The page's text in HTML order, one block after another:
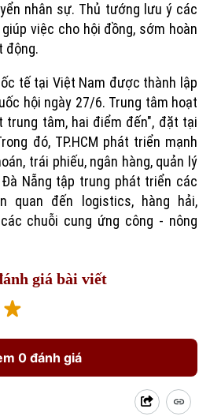
nhân sự. Thủ tướng lưu ý các
việc cho hội đồng, sớm hoàn
động.
tế tại Việt Nam được thành lập
hội ngày 27/6. Trung tâm hoạt
trung tâm, hai điểm đến", đặt tại
đó, TP.HCM phát triển mạnh
trái phiếu, ngân hàng, quản lý
Nẵng tập trung phát triển các
quan đến logistics, hàng hải,
chuỗi cung ứng công - nông
giá bài viết
0 đánh giá